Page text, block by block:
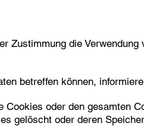
Zustimmung die
betreffen können,
oder den gesamten
gelöscht oder deren